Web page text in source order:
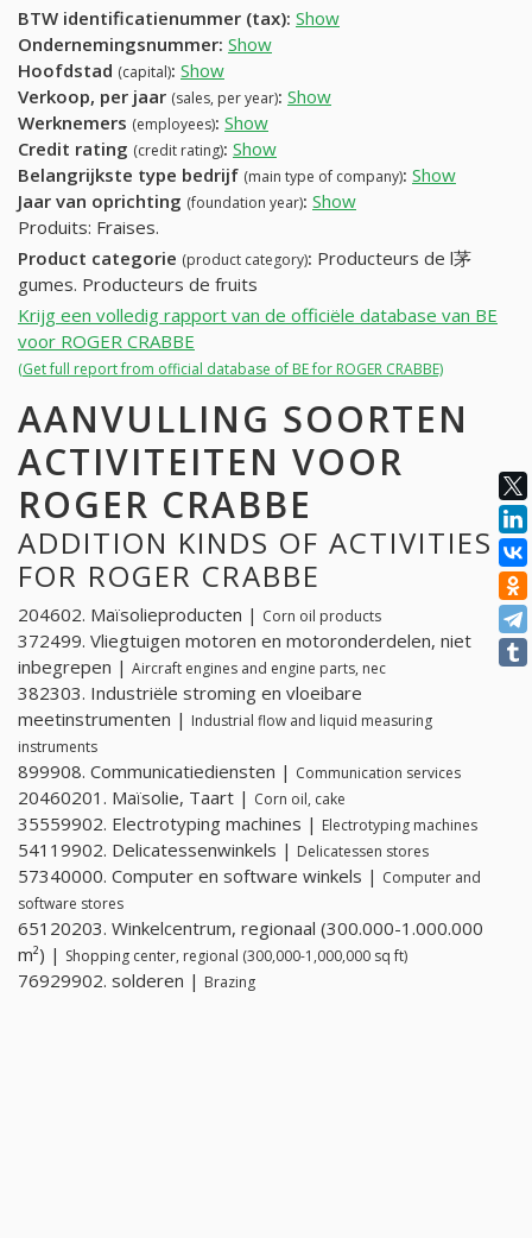
BTW identificatienummer (tax): Show
Ondernemingsnummer: Show
Hoofdstad (capital): Show
Verkoop, per jaar (sales, per year): Show
Werknemers (employees): Show
Credit rating (credit rating): Show
Belangrijkste type bedrijf (main type of company): Show
Jaar van oprichting (foundation year): Show
Produits: Fraises.
Product categorie (product category): Producteurs de l茅
gumes. Producteurs de fruits
Krijg een volledig rapport van de officiële database van BE
voor ROGER CRABBE
(Get full report from official database of BE for ROGER CRABBE)
AANVULLING SOORTEN
ACTIVITEITEN VOOR
ROGER CRABBE
ADDITION KINDS OF ACTIVITIES
FOR ROGER CRABBE
204602. Maïsolieproducten | Corn oil products
372499. Vliegtuigen motoren en motoronderdelen, niet
inbegrepen | Aircraft engines and engine parts, nec
382303. Industriële stroming en vloeibare
meetinstrumenten | Industrial flow and liquid measuring
instruments
899908. Communicatiediensten | Communication services
20460201. Maïsolie, Taart | Corn oil, cake
35559902. Electrotyping machines | Electrotyping machines
54119902. Delicatessenwinkels | Delicatessen stores
57340000. Computer en software winkels | Computer and
software stores
65120203. Winkelcentrum, regionaal (300.000-1.000.000
m²) | Shopping center, regional (300,000-1,000,000 sq ft)
76929902. solderen | Brazing